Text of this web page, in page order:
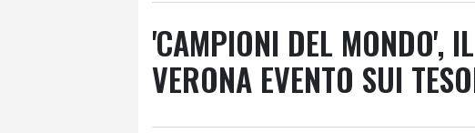
Zelensky
'CAMPIONI DEL MONDO',
VERONA EVENTO SUI